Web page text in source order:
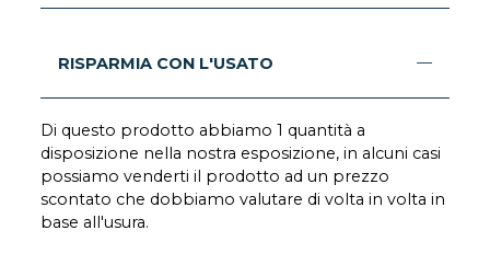
RISPARMIA CON L'USATO
Di questo prodotto abbiamo 1 quantità a
disposizione nella nostra esposizione, in alcuni casi
possiamo venderti il prodotto ad un prezzo
scontato che dobbiamo valutare di volta in volta in
base all'usura.